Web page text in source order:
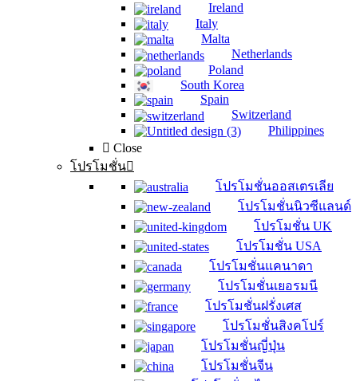
Ireland
Italy
Malta
Netherlands
Poland
South Korea
Spain
Switzerland
Philippines
Close
โปรโมชั่น
โปรโมชั่นออสเตรเลีย
โปรโมชั่นนิวซีแลนด์
โปรโมชั่น UK
โปรโมชั่น USA
โปรโมชั่นแคนาดา
โปรโมชั่นเยอรมนี
โปรโมชั่นฝรั่งเศส
โปรโมชั่นสิงคโปร์
โปรโมชั่นญี่ปุ่น
โปรโมชั่นจีน